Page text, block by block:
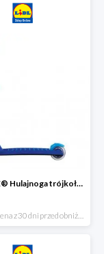
PLAYTIVE® Hulajnoga trójkołowa Tri Scooter z diodami LED
*najniższa cena z 30 dni przed obniżką